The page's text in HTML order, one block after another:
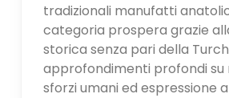
tradizionali manufatti
categoria prospera grazie
storica senza pari della
approfondimenti profondi su
sforzi umani ed espressione